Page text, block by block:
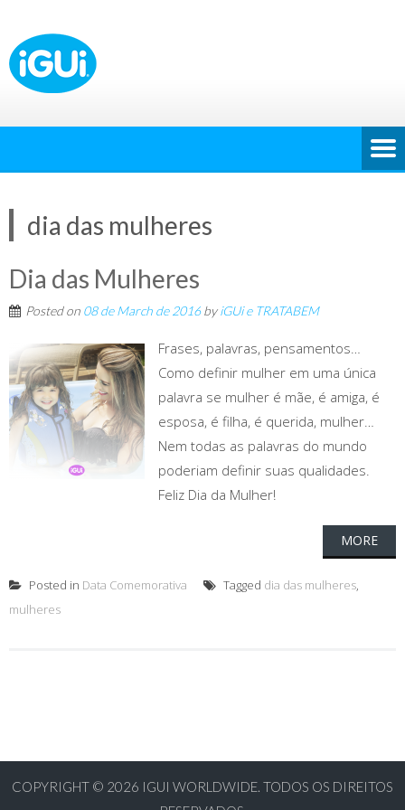
dia das mulheres
Dia das Mulheres
Posted on 08 de March de 2016byiGUi e TRATABEM
Frases, palavras, pensamentos…
Como definir mulher em uma única
palavra se mulher é mãe, é amiga, é
esposa, é filha, é querida, mulher…
Nem todas as palavras do mundo
poderiam definir suas qualidades.
Feliz Dia da Mulher!
MORE
Posted in Data Comemorativa Tagged dia das mulheres,
mulheres
COPYRIGHT © 2026 IGUI WORLDWIDE. TODOS OS DIREITOS